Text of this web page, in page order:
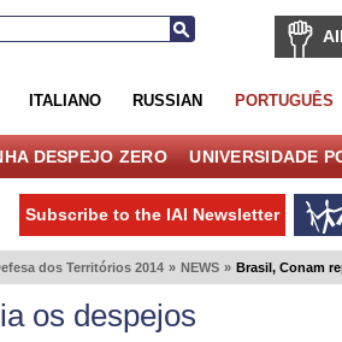
ITALIANO RUSSIAN PORTUGUÊS
DESPEJO ZERO UNIVERSIDADE
Subscribe to the IAI Newsletter
dos Territórios 2014 » NEWS » Brasil, Conam
os despejos